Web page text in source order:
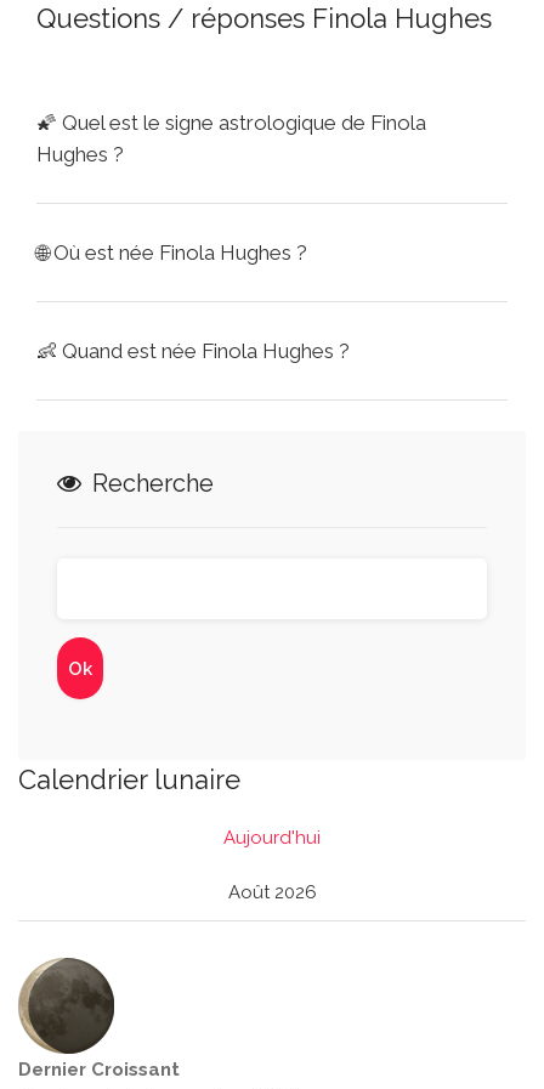
Questions / réponses Finola Hughes
🌠 Quel est le signe astrologique de Finola
Hughes ?
🌐Où est née Finola Hughes ?
👶 Quand est née Finola Hughes ?
Recherche
Calendrier lunaire
Aujourd'hui
Août 2026
Dernier Croissant